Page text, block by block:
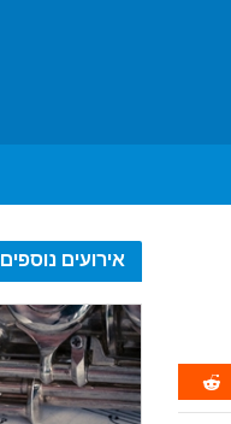
אירועים נוספים